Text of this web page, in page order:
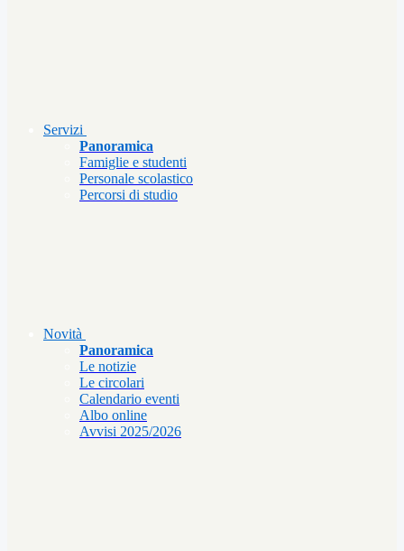
Servizi
Panoramica
Famiglie e studenti
Personale scolastico
Percorsi di studio
Novità
Panoramica
Le notizie
Le circolari
Calendario eventi
Albo online
Avvisi 2025/2026